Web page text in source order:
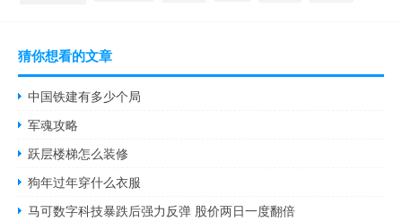
猜你想看的文章
中国铁建有多少个局
军魂攻略
跃层楼梯怎么装修
狗年过年穿什么衣服
马可数字科技暴跌后强力反弹 股价两日一度翻倍